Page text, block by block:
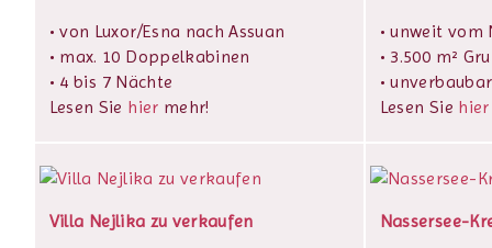
• von Luxor/Esna nach Assuan
• max. 10 Doppelkabinen
• 4 bis 7 Nächte
Lesen Sie hier mehr!
• unweit vom
• 3.500 m²
•
Lesen Sie hier
Villa Nejlika zu verkaufen Nassersee-